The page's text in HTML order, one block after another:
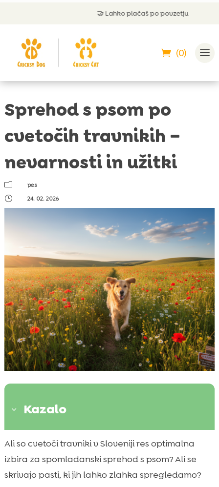
Lahko plačaš po povzetju
(0)
Sprehod s psom po
cvetočih travnikih –
nevarnosti in užitki
m
pes
}
24. 02. 2026
3 Kazalo

Zakaj so cvetoči travniki popolna izbira za
spomladanski izlet s psom
pes pomlad sprehod
Ali so cvetoči travniki v Sloveniji res optimalna
izbira za spomladanski sprehod s psom? Ali se
skrivajo pasti, ki jih lahko zlahka spregledamo?